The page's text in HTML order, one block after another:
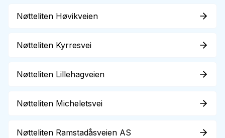
Nøtteliten Høvikveien
Nøtteliten Kyrresvei
Nøtteliten Lillehagveien
Nøtteliten Micheletsvei
Nøtteliten Ramstadåsveien AS